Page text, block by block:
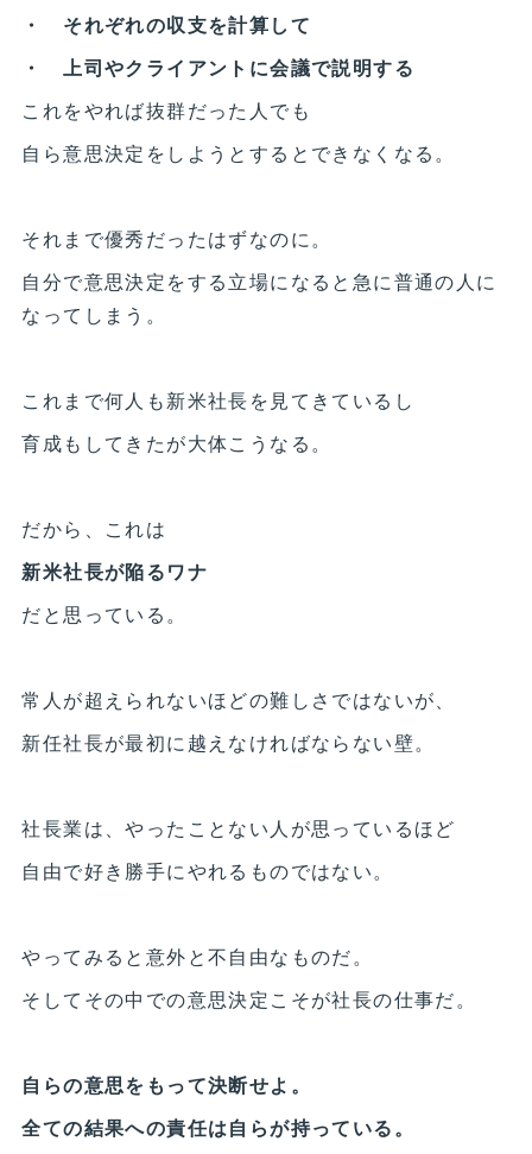
・ それぞれの収支を計算して
・ 上司やクライアントに会議で説明する
これをやれば抜群だった人でも
自ら意思決定をしようとするとできなくなる。
それまで優秀だったはずなのに。
自分で意思決定をする立場になると急に普通の人に
なってしまう。
これまで何人も新米社長を見てきているし
育成もしてきたが大体こうなる。
だから、これは
新米社長が陥るワナ
だと思っている。
常人が超えられないほどの難しさではないが、
新任社長が最初に越えなければならない壁。
社長業は、やったことない人が思っているほど
自由で好き勝手にやれるものではない。
やってみると意外と不自由なものだ。
そしてその中での意思決定こそが社長の仕事だ。
自らの意思をもって決断せよ。
全ての結果への責任は自らが持っている。